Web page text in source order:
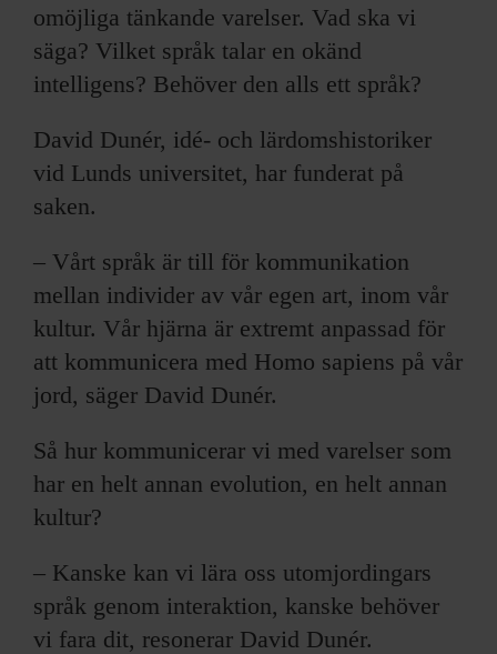
omöjliga tänkande varelser. Vad ska vi
säga? Vilket språk talar en okänd
intelligens? Behöver den alls ett språk?
David Dunér, idé- och lärdomshistoriker
vid Lunds universitet, har funderat på
saken.
– Vårt språk är till för kommunikation
mellan individer av vår egen art, inom vår
kultur. Vår hjärna är extremt anpassad för
att kommunicera med Homo sapiens på vår
jord, säger David Dunér.
Så hur kommunicerar vi med varelser som
har en helt annan evolution, en helt annan
kultur?
– Kanske kan vi lära oss utomjordingars
språk genom interaktion, kanske behöver
vi fara dit, resonerar David Dunér.